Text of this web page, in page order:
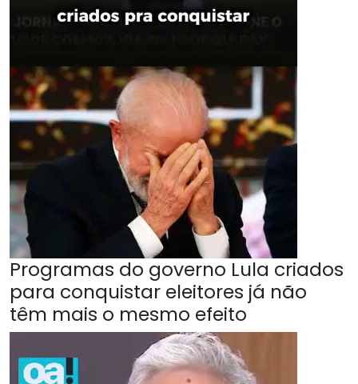
Programas do governo Lula criados
para conquistar eleitores já não
têm mais o mesmo efeito